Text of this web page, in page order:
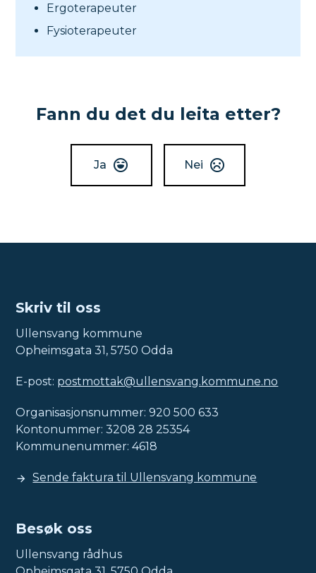
Ergoterapeuter
Fysioterapeuter
Fann du det du leita etter?
Ja Nei
Skriv til oss
Ullensvang kommune
Opheimsgata 31, 5750 Odda
E-post: postmottak@ullensvang.kommune.no
Organisasjonsnummer: 920 500 633
Kontonummer: 3208 28 25354
Kommunenummer: 4618
Sende faktura til Ullensvang kommune
Besøk oss
Ullensvang rådhus